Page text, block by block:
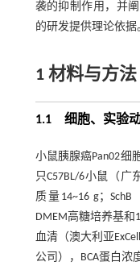
袭的抑制作用，并
的研发提供理论依据
1 材料与方法
1.1 细胞、实验
小鼠胰腺癌Pan02细
只C57BL/6小鼠（
质量14~16 g；
DMEM高糖培养基和
血清（澳大利亚
公司），BCA蛋白